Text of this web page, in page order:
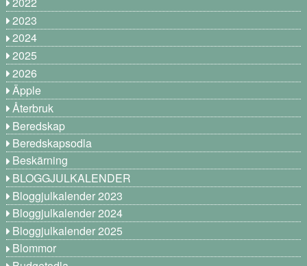
2023
2024
2025
2026
Äpple
Återbruk
Beredskap
Beredskapsodla
Beskärning
BLOGGJULKALENDER
Bloggjulkalender 2023
Bloggjulkalender 2024
Bloggjulkalender 2025
Blommor